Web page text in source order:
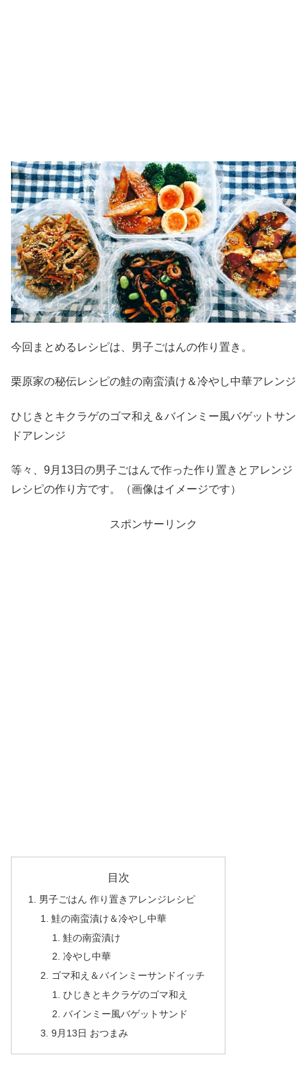
今回まとめるレシピは、男子ごはんの作り置き。
栗原家の秘伝レシピの鮭の南蛮漬け＆冷やし中華アレンジ
ひじきとキクラゲのゴマ和え＆バインミー風バゲットサン
ドアレンジ
等々、9月13日の男子ごはんで作った作り置きとアレンジ
レシピの作り方です。（画像はイメージです）
スポンサーリンク
目次
男子ごはん 作り置きアレンジレシピ
鮭の南蛮漬け＆冷やし中華
鮭の南蛮漬け
冷やし中華
ゴマ和え＆バインミーサンドイッチ
ひじきとキクラゲのゴマ和え
バインミー風バゲットサンド
9月13日 おつまみ